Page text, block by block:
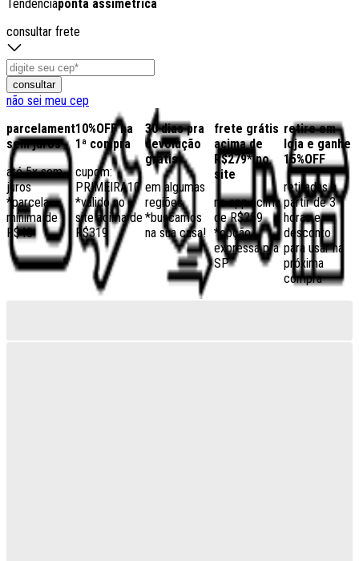
Tendênciaponta assimétrica
consultar frete
consultar
não sei meu cep
parcelamento
sem juros
até 5x sem
juros
*parcela
mínima de
R$40
10%OFF na
1ª compra
cupom:
PRIMEIRA10
*válido no
site acima de
R$319
30 dias pra
devolução
grátis
em algumas
regiões,
*buscamos
na sua casa!
frete grátis
acima de
R$279* no
site
no app acima
de R$259
*opção
expressa pra
SP
retire em
loja e ganhe
15%OFF
retiradas a
partir de 3
horas e
desconto
para usar na
próxima
compra